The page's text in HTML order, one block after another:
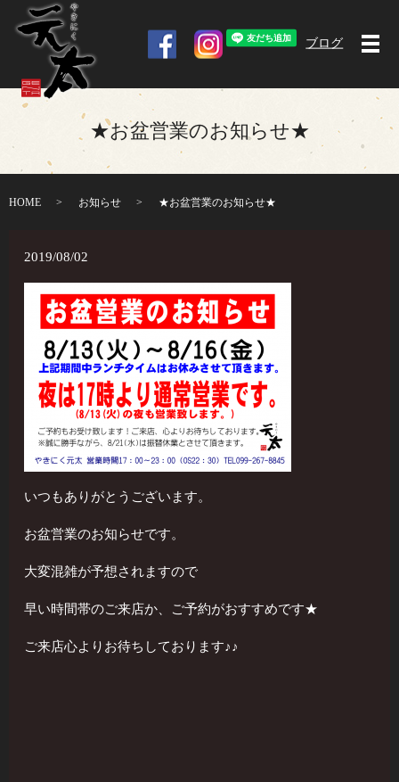
ブログ
メ
★お盆営業のお知らせ★
HOME お知らせ ★お盆営業のお知らせ★
2019/08/02
いつもありがとうございます。
お盆営業のお知らせです。
大変混雑が予想されますので
早い時間帯のご来店か、ご予約がおすすめです★
ご来店心よりお待ちしております♪♪